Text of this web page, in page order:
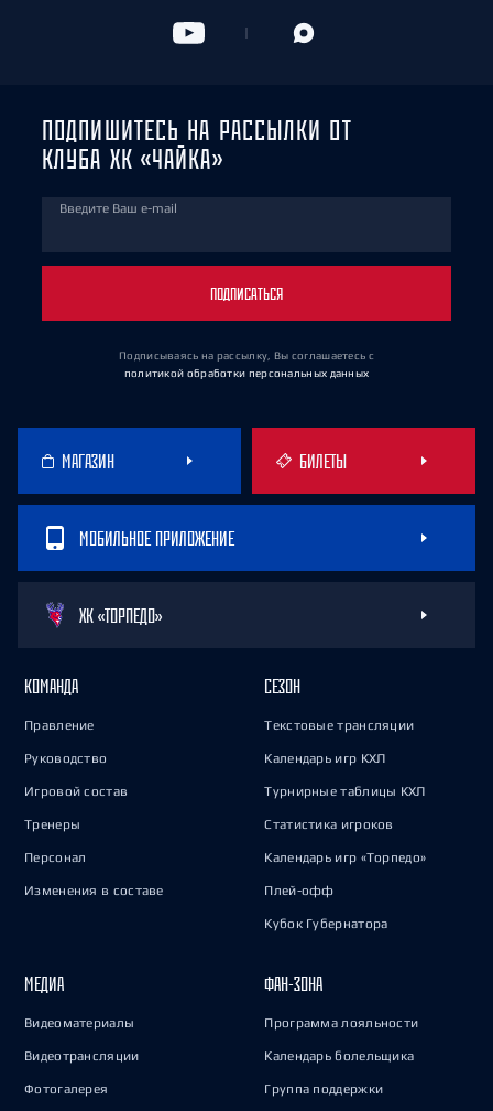
ПОДПИШИТЕСЬ НА РАССЫЛКИ ОТ
КЛУБА ХК «ЧАЙКА»
Введите Ваш e-mail
ПОДПИСАТЬСЯ
Подписываясь на рассылку, Вы соглашаетесь с
политикой обработки персональных данных
МАГАЗИН БИЛЕТЫ
МОБИЛЬНОЕ ПРИЛОЖЕНИЕ
ХК «ТОРПЕДО»
КОМАНДА
Правление
Руководство
Игровой состав
Тренеры
Персонал
Изменения в составе
СЕЗОН
Текстовые трансляции
Календарь игр КХЛ
Турнирные таблицы КХЛ
Статистика игроков
Календарь игр «Торпедо»
Плей-офф
Кубок Губернатора
МЕДИА
Видеоматериалы
Видеотрансляции
Фотогалерея
ФАН-ЗОНА
Программа лояльности
Календарь болельщика
Группа поддержки